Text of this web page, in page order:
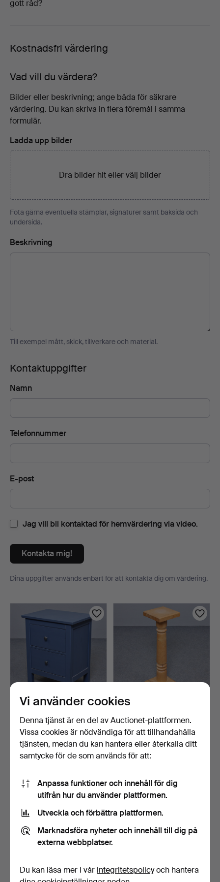
gott råd?
Kostnadsfri värdering
Vad vill du värdera?
Bilder eller beskrivning; ange båda för säkrare
värdering. Du kan skriva in flera föremål i samma
formulär.
Ladda upp bilder
Dra bilder hit ellervälj bilder
Fota gärna eventuella stämplar, signaturer samt baksida och
undersida.
Beskrivning
Till exempel mått, skick, tillverkare och material.
Kontaktuppgifter
Namn
Telefonnummer
E-post
Jag vill bli kontaktad för hemvärdering via video.
Kontakta mig!
Dina uppgifter används enbart för att kontakta dig om värdering.
HEMNES IKEA, TVÅLÅDIG,
…6 tim 22 min
Värdering
43 USD
BJÖRKTRÄ, 1900-TAL.
7 tim 22 min
Värdering
64 USD
MINDRE BORDSLAMPA I
Vi använder cookies
Denna tjänst är en del av Auctionet-plattformen.
Vissa cookies är nödvändiga för att tillhandahålla
tjänsten, medan du kan hantera eller återkalla ditt
samtycke för de som används för att:
Anpassa funktioner och innehåll för dig
utifrån hur du använder plattformen.
Utveckla och förbättra plattformen.
Marknadsföra nyheter och innehåll till dig på
externa webbplatser.
Du kan läsa mer i vår integritetspolicyoch hantera